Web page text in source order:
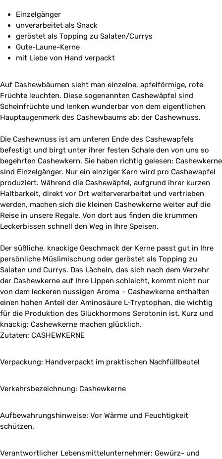
Einzelgänger
unverarbeitet als Snack
geröstet als Topping zu Salaten/Currys
Gute-Laune-Kerne
mit Liebe von Hand verpackt
Auf Cashewbäumen sieht man einzelne, apfelförmige, rote
Früchte leuchten. Diese sogenannten Cashewäpfel sind
Scheinfrüchte und lenken wunderbar von dem eigentlichen
Hauptaugenmerk des Cashewbaums ab: der Cashewnuss.
Die Cashewnuss ist am unteren Ende des Cashewapfels
befestigt und birgt unter ihrer festen Schale den von uns so
begehrten Cashewkern. Sie haben richtig gelesen: Cashewkerne
sind Einzelgänger. Nur ein einziger Kern wird pro Cashewapfel
produziert. Während die Cashewäpfel, aufgrund ihrer kurzen
Haltbarkeit, direkt vor Ort weiterverarbeitet und vertrieben
werden, machen sich die kleinen Cashewkerne weiter auf die
Reise in unsere Regale. Von dort aus finden die krummen
Leckerbissen schnell den Weg in Ihre Speisen.
Der süßliche, knackige Geschmack der Kerne passt gut in Ihre
persönliche Müslimischung oder geröstet als Topping zu
Salaten und Currys. Das Lächeln, das sich nach dem Verzehr
der Cashewkerne auf Ihre Lippen schleicht, kommt nicht nur
von dem leckeren nussigen Aroma – Cashewkerne enthalten
einen hohen Anteil der Aminosäure L-Tryptophan, die wichtig
für die Produktion des Glückhormons Serotonin ist. Kurz und
knackig: Cashewkerne machen glücklich.
Zutaten: CASHEWKERNE
Verpackung: Handverpackt im praktischen Nachfüllbeutel
Verkehrsbezeichnung: Cashewkerne
Aufbewahrungshinweise: Vor Wärme und Feuchtigkeit
schützen.
Verantwortlicher Lebensmittelunternehmer: Gewürz- und